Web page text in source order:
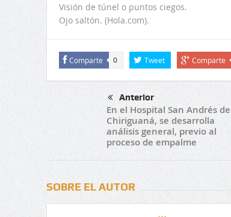
Visión de túnel o puntos ciegos.
Ojo saltón. (Hola.com).
Comparte 0 Tweet Comparte
Anterior
En el Hospital San Andrés de
Chiriguaná, se desarrolla
análisis general, previo al
proceso de empalme
SOBRE EL AUTOR